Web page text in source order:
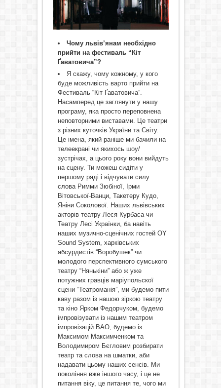
Чому львів’янам необхідно
прийти на фестиваль “Кіт
Ґаватовича”?
Я скажу, чому кожному, у кого
буде можливість варто прийти на
Фестиваль “Кіт Ґаватовича”.
Насамперед це заглянути у нашу
програму, яка просто переповнена
неповторними виставами. Це театри
з різних куточків України та Світу.
Це імена, який раніше ми бачили на
телеекрані чи якихось шоу/
зустрічах, а цього року вони вийдуть
на сцену. Ти можеш сидіти у
першому ряді і відчувати силу
слова Римми Зюбіної, Ірми
Вітовської-Ванци, Такетеру Кудо,
Яніни Соколової. Наших львівських
акторів театру Леся Курбаса чи
Театру Лесі Українки, ба навіть
наших музично-сценічних гостей OY
Sound System, харківських
абсурдистів “Воробушек” чи
молодого перспективного сумського
театру “Нянькіни” або ж уже
потужних гравців маріупольскої
сцени “Театроманія”, ми будемо пити
каву разом із нашою зіркою театру
та кіно Ярком Федорчуком, будемо
імпровізувати із нашим театром
імпровізацій ВАО, будемо із
Максимом Максимченком та
Володимиром Бєгловим розбирати
театр та слова на шматки, аби
надавати цьому наших сенсів. Ми
покоління вже іншого часу, і це не
питання віку, це питання те, чого ми